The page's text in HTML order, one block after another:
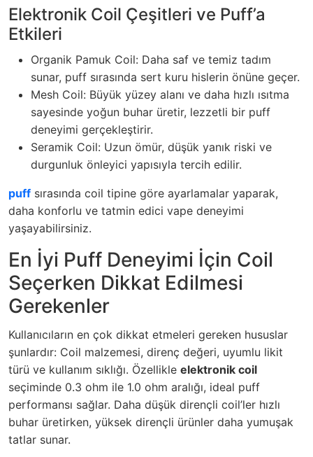
Elektronik Coil Çeşitleri ve Puff’a
Etkileri
Organik Pamuk Coil: Daha saf ve temiz tadım
sunar, puff sırasında sert kuru hislerin önüne geçer.
Mesh Coil: Büyük yüzey alanı ve daha hızlı ısıtma
sayesinde yoğun buhar üretir, lezzetli bir puff
deneyimi gerçekleştirir.
Seramik Coil: Uzun ömür, düşük yanık riski ve
durgunluk önleyici yapısıyla tercih edilir.
puff sırasında coil tipine göre ayarlamalar yaparak,
daha konforlu ve tatmin edici vape deneyimi
yaşayabilirsiniz.
En İyi Puff Deneyimi İçin Coil
Seçerken Dikkat Edilmesi
Gerekenler
Kullanıcıların en çok dikkat etmeleri gereken hususlar
şunlardır: Coil malzemesi, direnç değeri, uyumlu likit
türü ve kullanım sıklığı. Özellikle elektronik coil
seçiminde 0.3 ohm ile 1.0 ohm aralığı, ideal puff
performansı sağlar. Daha düşük dirençli coil’ler hızlı
buhar üretirken, yüksek dirençli ürünler daha yumuşak
tatlar sunar.